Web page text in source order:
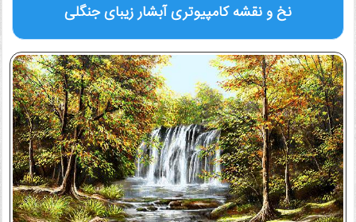
نخ و نقشه کامپیوتریآبشار زیبای جنگلی